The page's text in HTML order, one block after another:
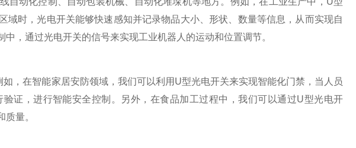
时，光电开关能够快速感知并记录物品大小、形状、数量等信息，从而实现自
，通过光电开关的信号来实现工业机器人的运动和位置调节。
在智能家居安防领域，我们可以利用U型光电开关来实现智能化门禁，当人员
证，进行智能安全控制。另外，在食品加工过程中，我们可以通过U型光电开
量。